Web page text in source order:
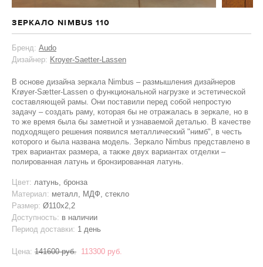
ЗЕРКАЛО NIMBUS 110
Бренд: Audo
Дизайнер: Kroyer-Saetter-Lassen
В основе дизайна зеркала Nimbus – размышления дизайнеров
Krøyer-Sætter-Lassen о функциональной нагрузке и эстетической
составляющей рамы. Они поставили перед собой непростую
задачу – создать раму, которая бы не отражалась в зеркале, но в
то же время была бы заметной и узнаваемой деталью. В качестве
подходящего решения появился металлический "нимб", в честь
которого и была названа модель. Зеркало Nimbus представлено в
трех вариантах размера, а также двух вариантах отделки –
полированная латунь и бронзированная латунь.
Цвет: латунь, бронза
Материал: металл, МДФ, стекло
Размер: Ø110х2,2
Доступность: в наличии
Период доставки: 1 день
Цена: 141600 руб. 113300 руб.